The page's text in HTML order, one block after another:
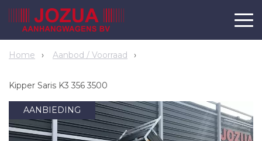
Home Aanbod / Voorraad
Kipper Saris K3 356 3500
AANBIEDING